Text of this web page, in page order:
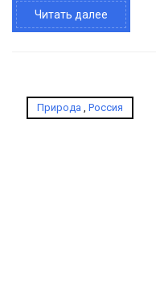
Читать далее
Природа Россия